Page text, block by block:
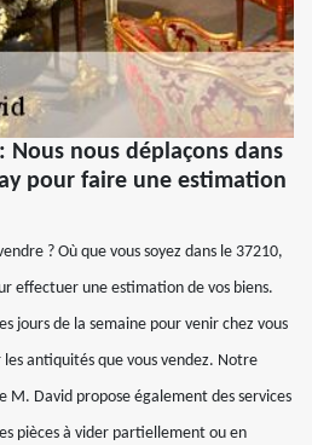
nous déplaçons dans
pour faire une estimation
? Où que vous soyez dans le 37210,
effectuer une estimation de vos biens.
jours de la semaine pour venir chez vous
antiquités que vous vendez. Notre
David propose également des services
pièces à vider partiellement ou en